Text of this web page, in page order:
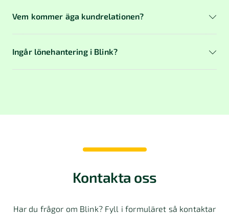
Vem kommer äga kundrelationen?
Ingår lönehantering i Blink?
Kontakta oss
Har du frågor om Blink? Fyll i formuläret så kontaktar